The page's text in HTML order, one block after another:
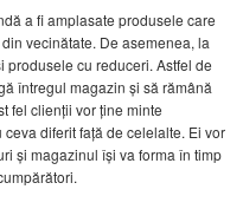
a fi amplasate produsele care
vecinătate. De asemenea, la
produsele cu reduceri. Astfel de
întregul magazin și să rămână
fel clienții vor ține minte
diferit față de celelalte. Ei vor
și magazinul își va forma în timp